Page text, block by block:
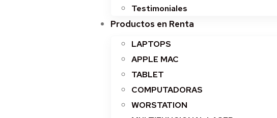
Testimoniales
Productos en Renta
LAPTOPS
APPLE MAC
TABLET
COMPUTADORAS
WORSTATION